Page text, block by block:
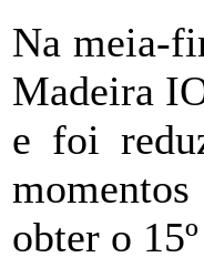
Na meia-
Madeira
e foi
obter o